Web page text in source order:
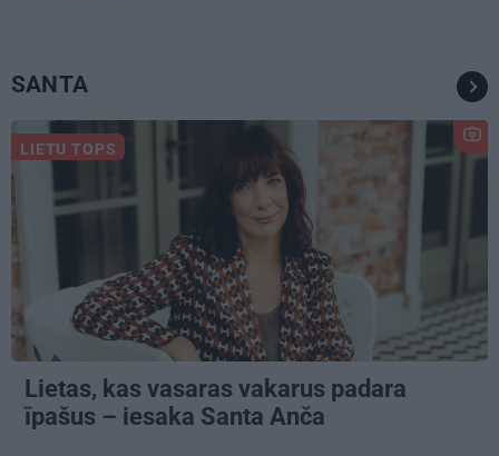
SANTA
LIETU TOPS
Lietas, kas vasaras vakarus padara
īpašus – iesaka Santa Anča